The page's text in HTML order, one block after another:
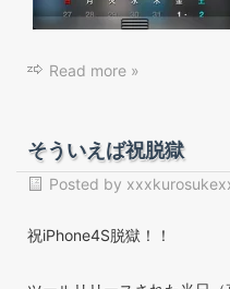
Read more »
そういえば祝脱獄
Posted by
祝iPhone4S脱獄！！